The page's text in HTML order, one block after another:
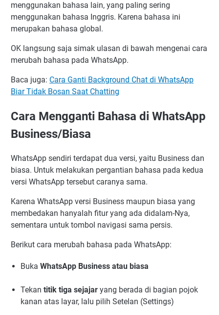
menggunakan bahasa lain, yang paling sering
menggunakan bahasa Inggris. Karena bahasa ini
merupakan bahasa global.
OK langsung saja simak ulasan di bawah mengenai cara
merubah bahasa pada WhatsApp.
Baca juga: Cara Ganti Background Chat di WhatsApp
Biar Tidak Bosan Saat Chatting
Cara Mengganti Bahasa di WhatsApp
Business/Biasa
WhatsApp sendiri terdapat dua versi, yaitu Business dan
biasa. Untuk melakukan pergantian bahasa pada kedua
versi WhatsApp tersebut caranya sama.
Karena WhatsApp versi Business maupun biasa yang
membedakan hanyalah fitur yang ada didalam-Nya,
sementara untuk tombol navigasi sama persis.
Berikut cara merubah bahasa pada WhatsApp:
Buka WhatsApp Business atau biasa
Tekan titik tiga sejajar yang berada di bagian pojok
kanan atas layar, lalu pilih Setelan (Settings)